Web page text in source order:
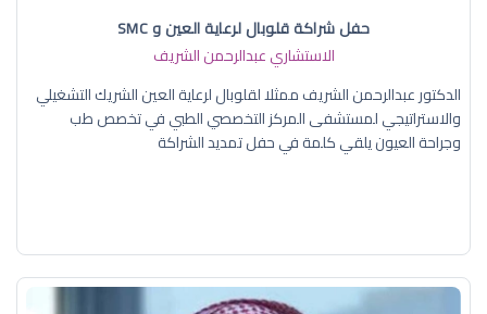
حفل شراكة قلوبال لرعاية العين و SMC
الاستشاري عبدالرحمن الشريف
الدكتور عبدالرحمن الشريف ممثلا لقلوبال لرعاية العين الشريك التشغيلي
والاستراتيجي لمستشفى المركز التخصصي الطبي في تخصص طب
وجراحة العيون يلقي كلمة في حفل تمديد الشراكة